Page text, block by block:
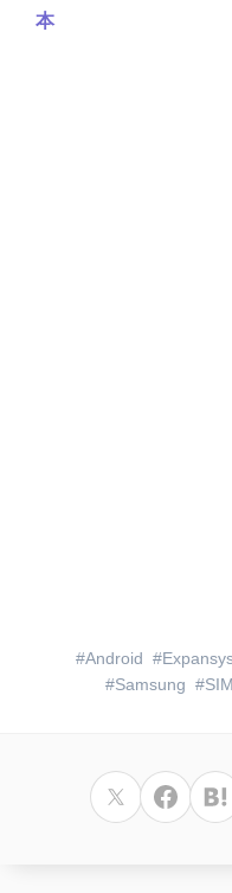
本
Android
Samsung